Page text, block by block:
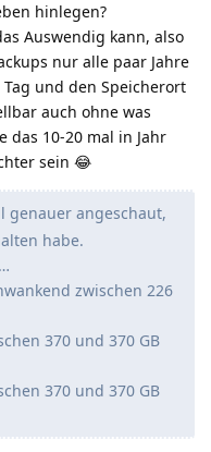
hinlegen?
Auswendig kann, also
nur alle paar Jahre
und den Speicherort
auch ohne was
das 10-20 mal in Jahr
sein 😂
genauer angeschaut,
habe.
zwischen 226
370 und 370 GB
370 und 370 GB